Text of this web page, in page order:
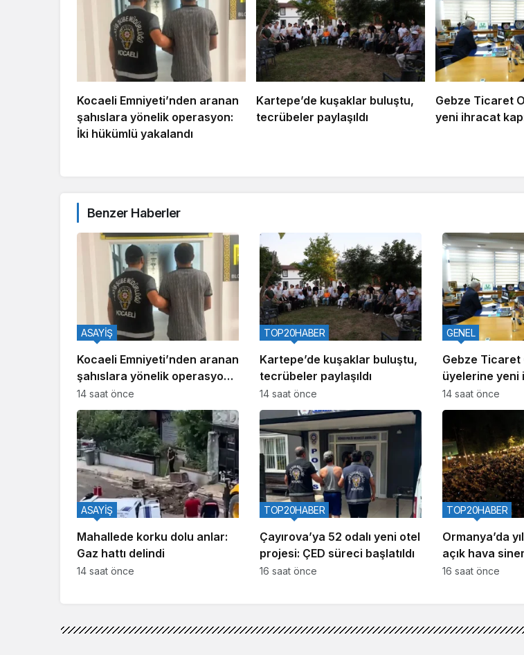
Kocaeli Emniyeti’nden aranan
şahıslara yönelik operasyon:
İki hükümlü yakalandı
Kartepe’de kuşaklar buluştu,
tecrübeler paylaşıldı
Gebze Ticaret
yeni ihracat
Benzer Haberler
Kocaeli Emniyeti’nden aranan
şahıslara yönelik operasyon:
İki hükümlü yakalandı
ASAYİŞ
14 saat önce
Kartepe’de kuşaklar buluştu,
tecrübeler paylaşıldı
TOP20HABER
14 saat önce
Gebze Ticaret
üyelerine yeni
aralıyor
GENEL
14 saat önce
Mahallede korku dolu anlar:
Gaz hattı delindi
ASAYİŞ
14 saat önce
Çayırova’ya 52 odalı yeni otel
projesi: ÇED süreci başlatıldı
TOP20HABER
16 saat önce
Ormanya’da
açık hava
TOP20HABER
16 saat önce